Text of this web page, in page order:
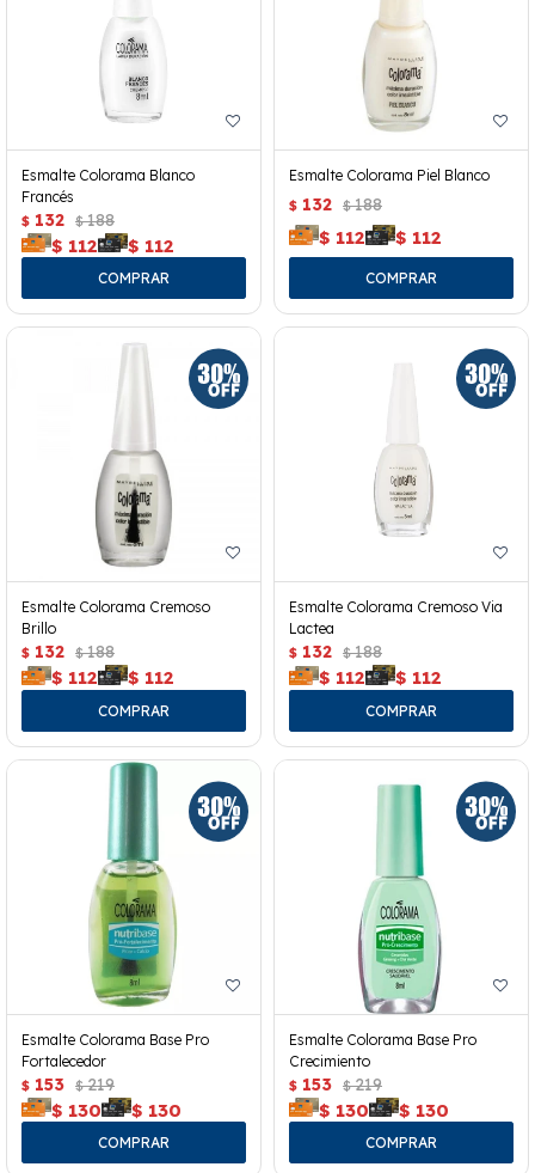
Esmalte Colorama Blanco
Francés
$ 132 $ 188
$ 112 $ 112
Esmalte Colorama Piel Blanco
$ 132 $ 188
$ 112 $ 112
Esmalte Colorama Cremoso
Brillo
$ 132 $ 188
$ 112 $ 112
Esmalte Colorama Cremoso Via
Lactea
$ 132 $ 188
$ 112 $ 112
Esmalte Colorama Base Pro
Fortalecedor
$ 153 $ 219
$ 130 $ 130
Esmalte Colorama Base Pro
Crecimiento
$ 153 $ 219
$ 130 $ 130